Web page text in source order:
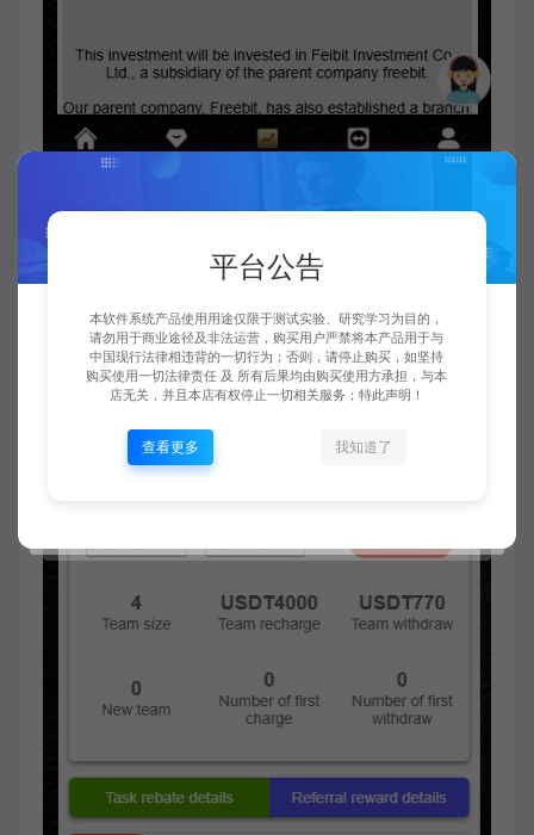
平台公告
本软件系统产品使用用途仅限于测试实验、研究学习为目的，
请勿用于商业途径及非法运营，购买用户严禁将本产品用于与
中国现行法律相违背的一切行为；否则，请停止购买，如坚持
购买使用一切法律责任 及 所有后果均由购买使用方承担，与本
店无关，并且本店有权停止一切相关服务；特此声明！
查看更多 我知道了